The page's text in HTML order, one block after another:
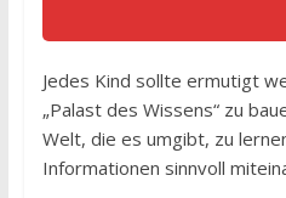
Jedes Kind sollte ermutigt
„Palast des Wissens“ zu
Welt, die es umgibt, zu
Informationen sinnvoll